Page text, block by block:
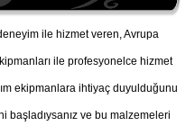
ile hizmet veren, Avrupa
ile profesyonelce hizmet
ekipmanlara ihtiyaç duyulduğunu
ve bu malzemeleri